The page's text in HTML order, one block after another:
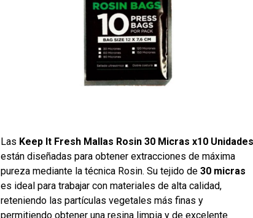
Las Keep It Fresh Mallas Rosin 30 Micras x10 Unidades
están diseñadas para obtener extracciones de máxima
pureza mediante la técnica Rosin. Su tejido de30 micras
es ideal para trabajar con materiales de alta calidad,
reteniendo las partículas vegetales más finas y
permitiendo obtener una resina limpia y de excelente